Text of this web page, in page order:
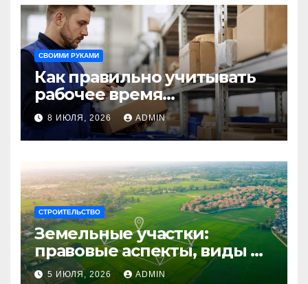
СВОИМИ РУКАМИ
Как правильно учитывать
рабочее время
сотрудников: советы для
бизнеса
8 ИЮЛЯ, 2026 ADMIN
СТРОИТЕЛЬСТВО
Земельные участки:
правовые аспекты, виды и
возможности
5 ИЮЛЯ, 2026 ADMIN